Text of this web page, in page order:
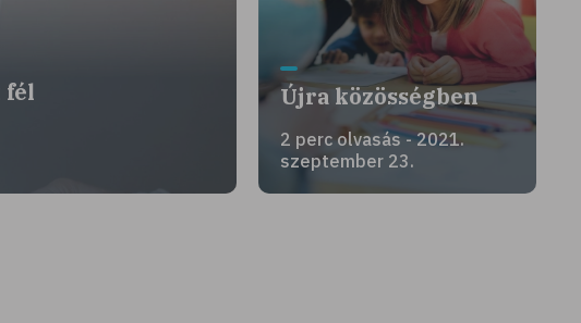
fél
Újra közösségben
2 perc olvasás - 2021.
szeptember 23.